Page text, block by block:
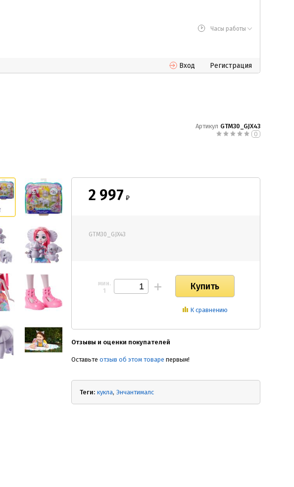
Часы работы
Вход Регистрация
Артикул GTM30_GJX43
0
2 997 ₽
GTM30_GJX43
мин.
1
К сравнению
Отзывы и оценки покупателей
Оставьте отзыв об этом товаре первым!
Теги: кукла Энчантималс